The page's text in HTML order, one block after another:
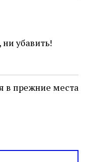
лет,
был
убавить!
в прежние места